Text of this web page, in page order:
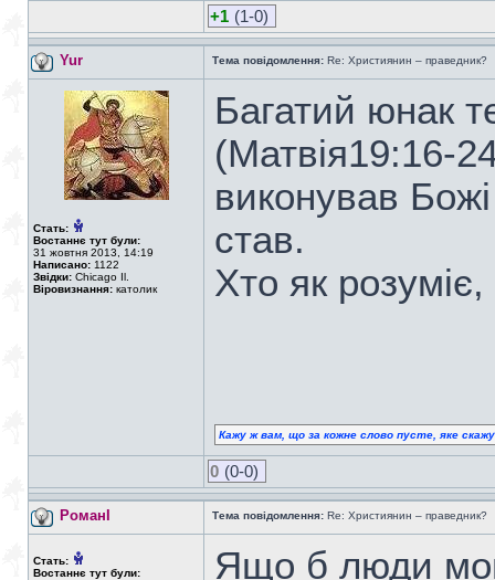
+1 (1-0)
Yur Тема повідомлення: Re: Християнин – праведник?
Стать:
Востаннє тут були:
31 жовтня 2013, 14:19
Написано: 1122
Звідки: Chicago Il.
Віровизнання: католик
Багатий юнак
(Матвія19:16-
виконував
став.
Хто як
Кажу ж вам, що за кожне слово пусте, яке
0 (0-0)
РоманІ Тема повідомлення: Re: Християнин – праведник?
Стать:
Востаннє тут були:
Ящо б люди